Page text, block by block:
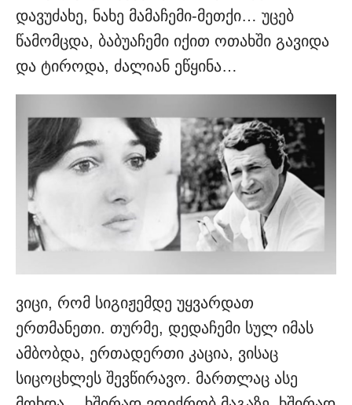
დავუძახე, ნახე მამაჩე­მი-მეთქი… უცებ
წამომცდა, ბა­ბუაჩემი იქით ოთახში გავიდა
და ტიროდა, ძალიან ეწყინა…
ვიცი, რომ სიგიჟემდე უყვა­რდათ
ერთმანეთი. თურმე, დედა­ჩემი სულ იმას
ამბობდა, ერთა­დერთი კაცია, ვისაც
სიცოცხლეს შევწირავო. მართლაც ასე